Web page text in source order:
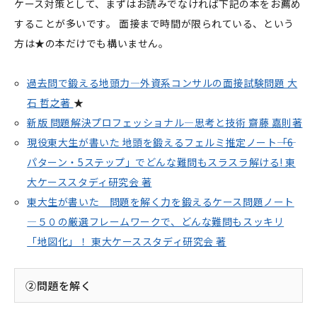
ケース対策として、まずはお読みでなければ下記の本をお薦め
することが多いです。 面接まで時間が限られている、という
方は★の本だけでも構いません。
過去問で鍛える地頭力―外資系コンサルの面接試験問題 大
石 哲之著 ★
新版 問題解決プロフェッショナル―思考と技術 齋藤 嘉則著
現役東大生が書いた 地頭を鍛えるフェルミ推定ノート――「6
パターン・5ステップ」でどんな難問もスラスラ解ける! 東
大ケーススタディ研究会 著
東大生が書いた 問題を解く力を鍛えるケース問題ノート
―５０の厳選フレームワークで、どんな難問もスッキリ
「地図化」！ 東大ケーススタディ研究会 著
②問題を解く